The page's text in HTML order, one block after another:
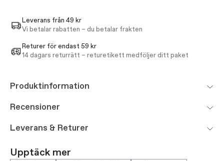
Leverans från 49 kr
Vi betalar rabatten – du betalar frakten
Returer för endast 59 kr
14 dagars returrätt – returetikett medföljer ditt paket
Produktinformation
Recensioner
Leverans & Returer
Upptäck mer